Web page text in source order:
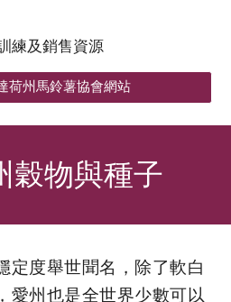
練及銷售資源
荷州馬鈴薯協會網站
穀物與種子
定度舉世聞名，除了軟白
愛州也是全世界少數可以